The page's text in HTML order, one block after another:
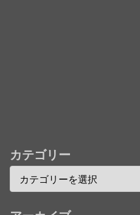
Powered by livedoor 相互
カテゴリー